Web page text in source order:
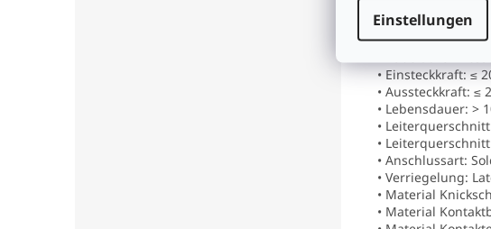
Einstellungen
•
• Nennstrom pro
• Nennspannung: <
• Einsteckkraft: ≤
• Aussteckkraft: ≤
• Lebensdauer: >
•
•
• Anschlussart:
• Verriegelung:
• Material
• Material